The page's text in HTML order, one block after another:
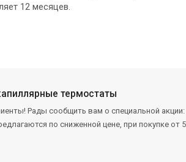
12 месяцев.
термостаты
Рады сообщить вам о специальной
по сниженной цене, при покупке от